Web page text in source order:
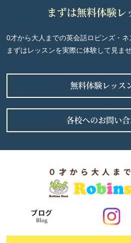
まずは無料体験レ
0才から大人までの英会話ロビンズ・ネ
まずはレッスンを実際に体験して見ま
無料体験レッス
各校へのお問い